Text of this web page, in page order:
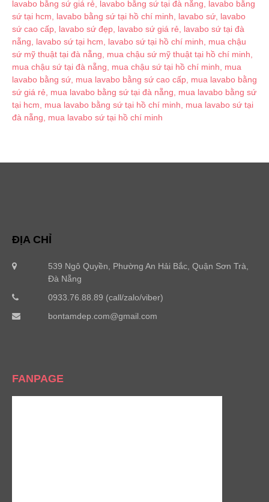
ĐỊA CHỈ
539 Ngô Quyền, Phường An Hải Bắc, Quận Sơn Trà,
Đà Nẵng
0933.76.88.89 (call/zalo/viber)
bontamdep.com@gmail.com
FANPAGE